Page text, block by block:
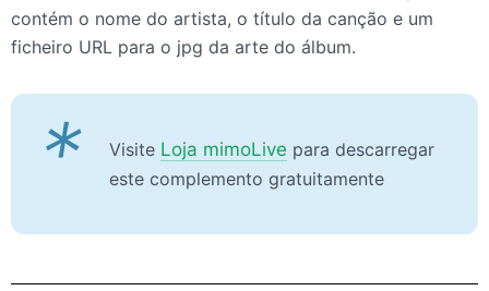
contém o nome do artista, o título da canção e um
ficheiro URL para o jpg da arte do álbum.
* Visite Loja mimoLive para descarregar
este complemento gratuitamente